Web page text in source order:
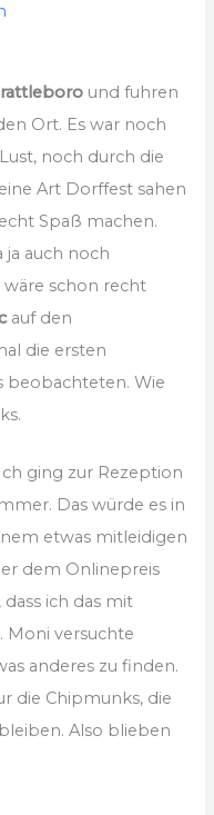
und fuhren
Ort. Es war noch
noch durch die
Art Dorffest sahen
Spaß machen.
auch noch
wäre schon recht
auf den
die ersten
beobachteten. Wie
ging zur Rezeption
Das würde es in
etwas mitleidigen
dem Onlinepreis
ich das mit
Moni versuchte
anderes zu finden.
die Chipmunks, die
Also blieben